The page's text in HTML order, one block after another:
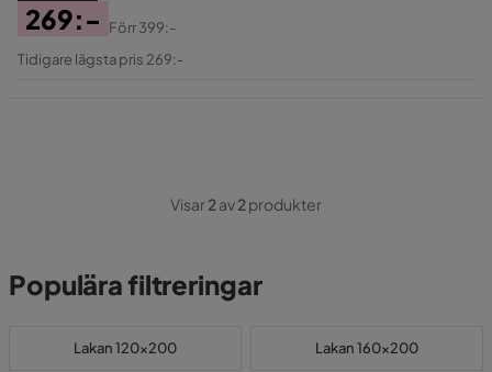
Pris
269:-
Original
Förr399:-
Tidigare lägsta pris 269:-
Visar2av2produkter
Populära filtreringar
Lakan 120x200 Lakan 160x200